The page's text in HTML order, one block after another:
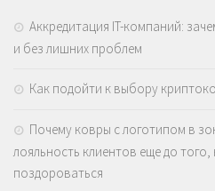
Аккредитация IT-компаний:
и без лишних проблем
Как подойти к выбору
Почему ковры с логотипом в
лояльность клиентов еще до того,
поздороваться